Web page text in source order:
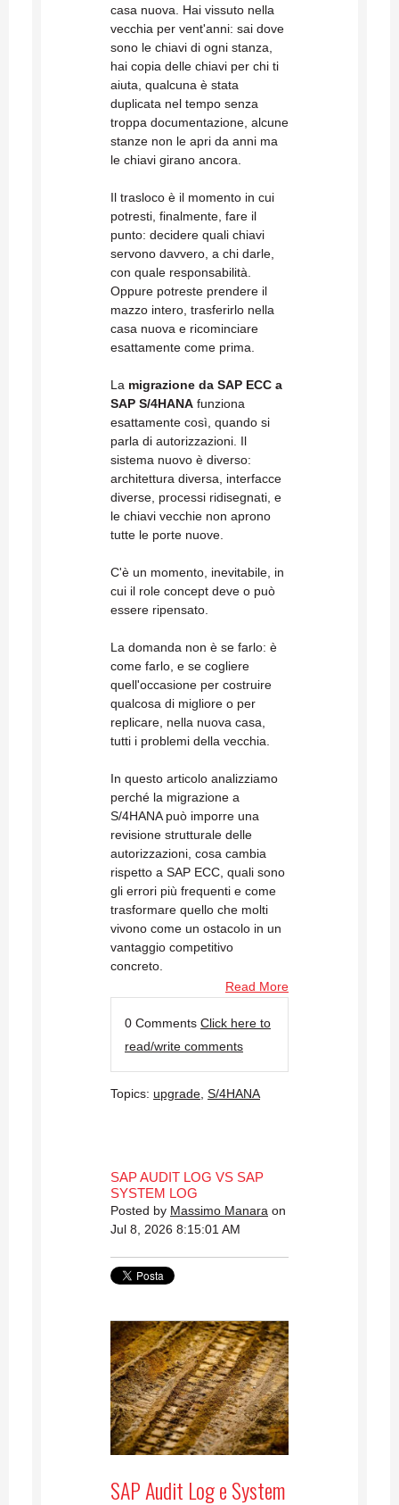
casa nuova. Hai vissuto nella
vecchia per vent'anni: sai dove
sono le chiavi di ogni stanza,
hai copia delle chiavi per chi ti
aiuta, qualcuna è stata
duplicata nel tempo senza
troppa documentazione, alcune
stanze non le apri da anni ma
le chiavi girano ancora.
Il trasloco è il momento in cui
potresti, finalmente, fare il
punto: decidere quali chiavi
servono davvero, a chi darle,
con quale responsabilità.
Oppure potreste prendere il
mazzo intero, trasferirlo nella
casa nuova e ricominciare
esattamente come prima.
La migrazione da SAP ECC a
SAP S/4HANA funziona
esattamente così, quando si
parla di autorizzazioni. Il
sistema nuovo è diverso:
architettura diversa, interfacce
diverse, processi ridisegnati, e
le chiavi vecchie non aprono
tutte le porte nuove.
C'è un momento, inevitabile, in
cui il role concept deve o può
essere ripensato.
La domanda non è se farlo: è
come farlo, e se cogliere
quell'occasione per costruire
qualcosa di migliore o per
replicare, nella nuova casa,
tutti i problemi della vecchia.
In questo articolo analizziamo
perché la migrazione a
S/4HANA può imporre una
revisione strutturale delle
autorizzazioni, cosa cambia
rispetto a SAP ECC, quali sono
gli errori più frequenti e come
trasformare quello che molti
vivono come un ostacolo in un
vantaggio competitivo
concreto.
Read More
0 Comments Click here to
read/write comments
Topics: upgrade, S/4HANA
SAP AUDIT LOG VS SAP
SYSTEM LOG
Posted by Massimo Manara on
Jul 8, 2026 8:15:01 AM
SAP Audit Log e System